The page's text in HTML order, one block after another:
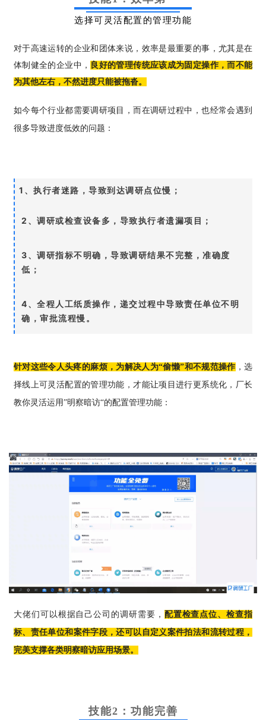
选择可灵活配置的管理功能
对于高速运转的企业和团体来说，效率是最重要的事，尤其是在
体制健全的企业中， 良好的管理传统应该成为固定操作，而不能
为其他左右，不然进度只能被拖沓。
如今每个行业都需要调研项目，而在调研过程中，也经常会遇到
很多导致进度低效的问题：
1、执行者迷路，导致到达调研点位慢；
2、调研或检查设备多，导致执行者遗漏项目；
3、调研指标不明确，导致调研结果不完整，准确度
低；
4、全程人工纸质操作，递交过程中导致责任单位不明
确，审批流程慢。
针对这些令人头疼的麻烦，为解决人为“偷懒”和不规范操作 ，选
择线上可灵活配置的管理功能，才能让项目进行更系统化，厂长
教你灵活运用”明察暗访“的配置管理功能：
大佬们可以根据自己公司的调研需要， 配置检查点位、检查指
标、责任单位和案件字段，还可以自定义案件拍法和流转过程，
完美支撑各类明察暗访应用场景。
技能2：功能完善